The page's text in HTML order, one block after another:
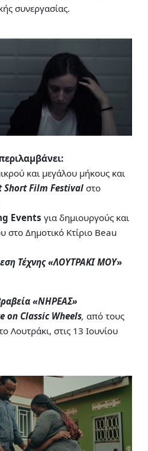
συνεργασίας.
και μεγάλου μήκους και
Short Film Festival στο
Events για δημιουργούς και
στο Δημοτικό Κτίριο Beau
Τέχνης «ΛΟΥΤΡΑΚΙ ΜΟΥ»
«ΝΗΡΕΑΣ»
on Classic Wheels, από τους
Λουτράκι, στις 13 Ιουνίου